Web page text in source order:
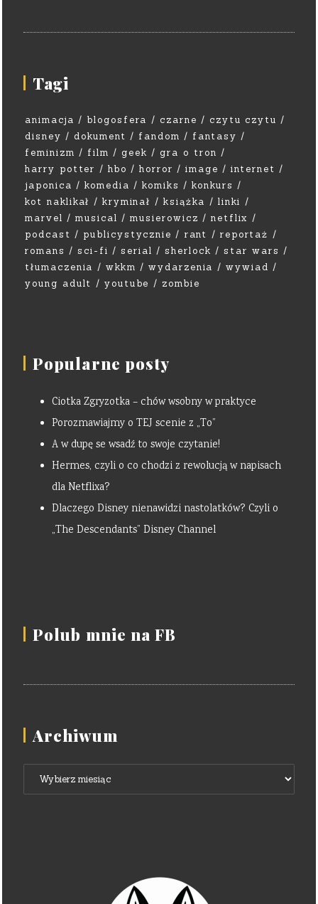
Tagi
animacja blogosfera czarne
czytu czytu
disney
dokument fandom
fantasy
feminizm
film geek
gra o tron
harry potter
hbo horror image
internet
japonica
komedia komiks
konkurs
kot naklikał
kryminał książka
linki
marvel
musical musierowicz
netflix
podcast
publicystycznie rant
reportaż
romans
sci-fi serial sherlock
star wars
tłumaczenia
wkkm wydarzenia
wywiad
young adult
youtube zombie
Popularne posty
Ciotka Zgryzotka – chów wsobny w praktyce
Porozmawiajmy o TEJ scenie z „To”
A w dupę se wsadź to swoje czytanie!
Hermes, czyli o co chodzi z rewolucją w napisach
dla Netflixa?
Dlaczego Disney nienawidzi nastolatków? Czyli o
„The Descendants” Disney Channel
Polub mnie na FB
Archiwum
Archiwum